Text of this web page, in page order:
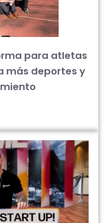
para atletas
más deportes y